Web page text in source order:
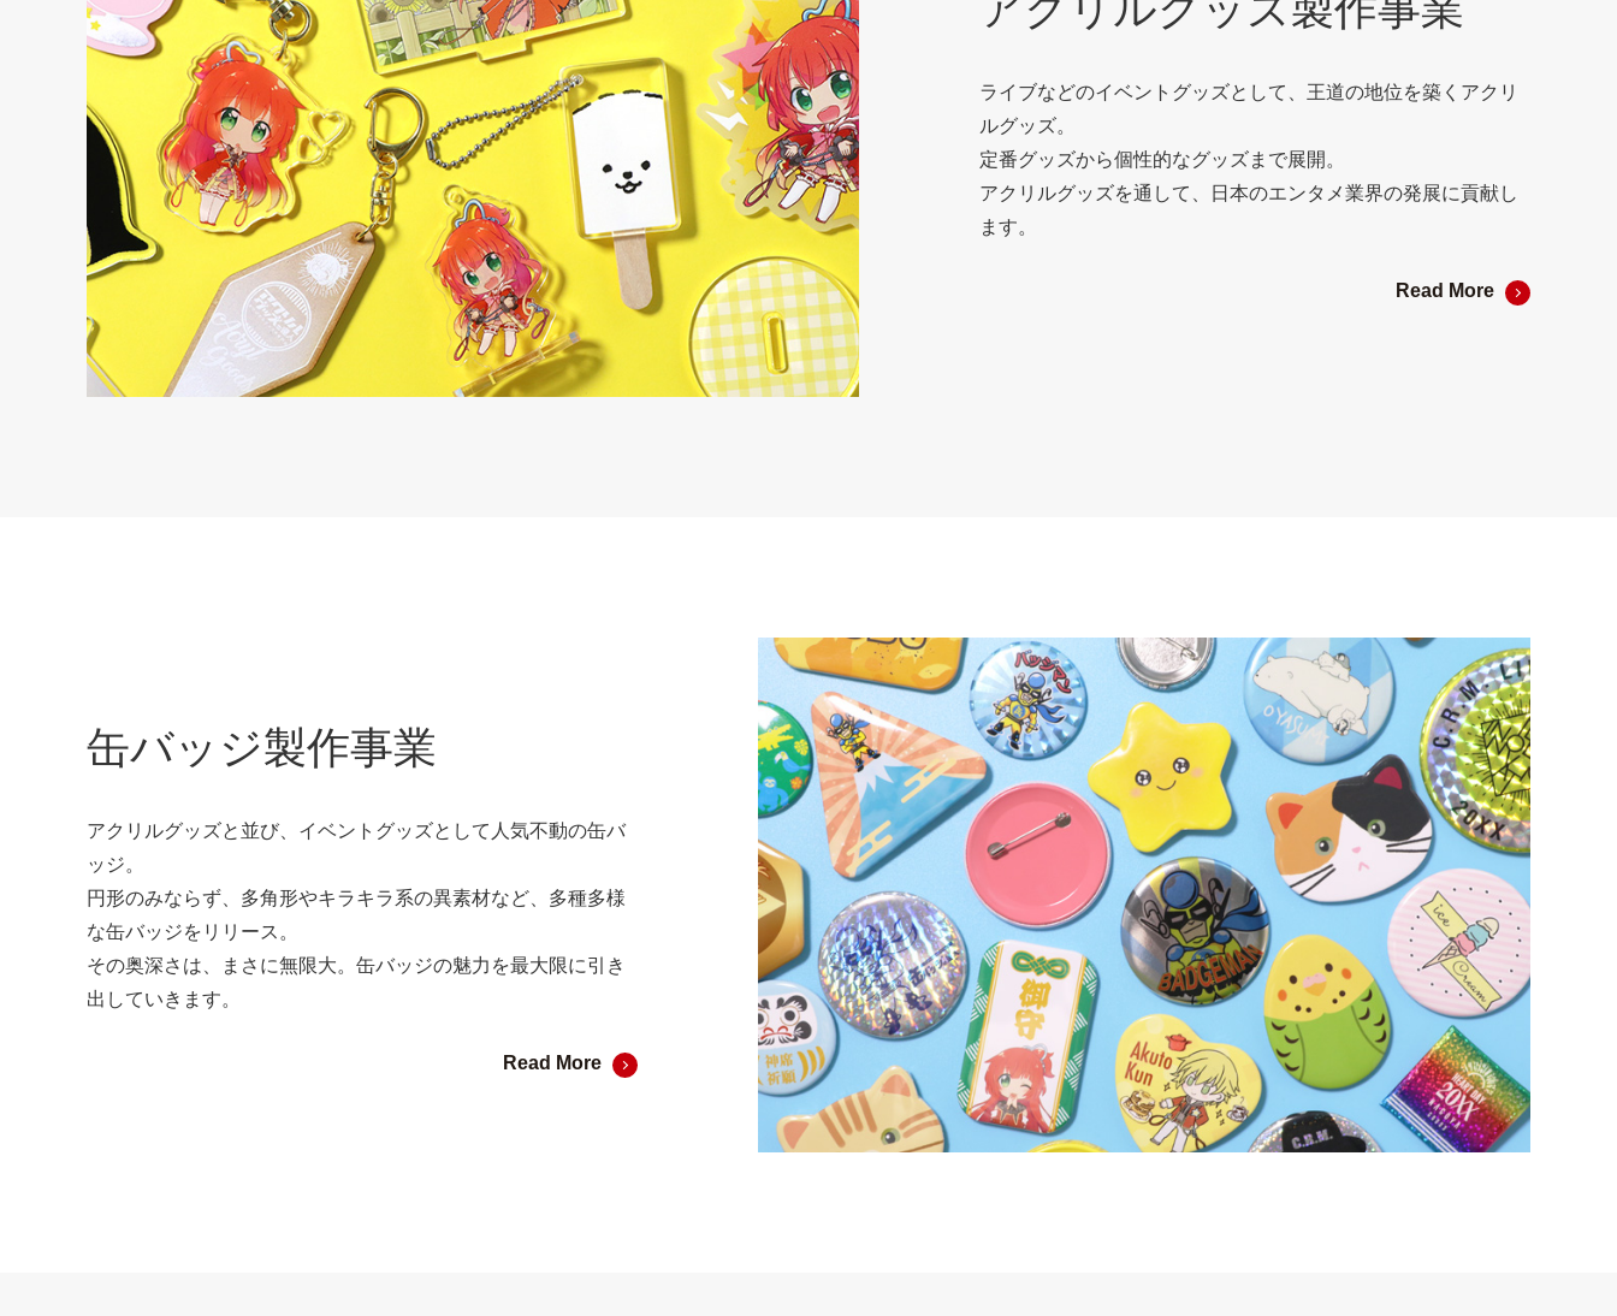
ライブなどのイベントグッズとして、王道の地位を築くアクリ
ルグッズ。
定番グッズから個性的なグッズまで展開。
アクリルグッズを通して、日本のエンタメ業界の発展に貢献し
ます。
Read More
缶バッジ製作事業
アクリルグッズと並び、イベントグッズとして人気不動の缶バ
ッジ。
円形のみならず、多角形やキラキラ系の異素材など、多種多様
な缶バッジをリリース。
その奥深さは、まさに無限大。缶バッジの魅力を最大限に引き
出していきます。
Read More